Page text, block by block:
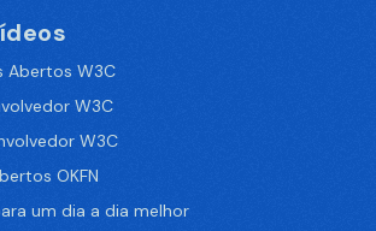
Abertos W3C
W3C
W3C
OKFN
um dia a dia melhor